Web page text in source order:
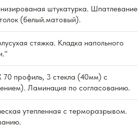
штукатурка. Шпатлевание
(белый.матовый).
стяжка. Кладка напольного
профиль, 3 стекла (40мм) с
Ламинация по согласованию.
утепленная с терморазрывом.